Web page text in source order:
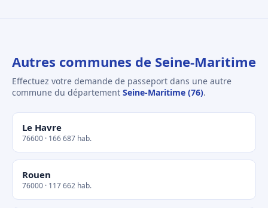
Autres communes de Seine-Maritime
Effectuez votre demande de passeport dans une autre
commune du département Seine-Maritime (76).
Le Havre
76600 · 166 687 hab.
Rouen
76000 · 117 662 hab.